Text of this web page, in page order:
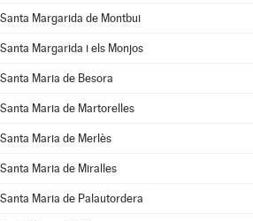
Santa Margarida de Montbui
Santa Margarida i els Monjos
Santa Maria de Besora
Santa Maria de Martorelles
Santa Maria de Merlès
Santa Maria de Miralles
Santa Maria de Palautordera